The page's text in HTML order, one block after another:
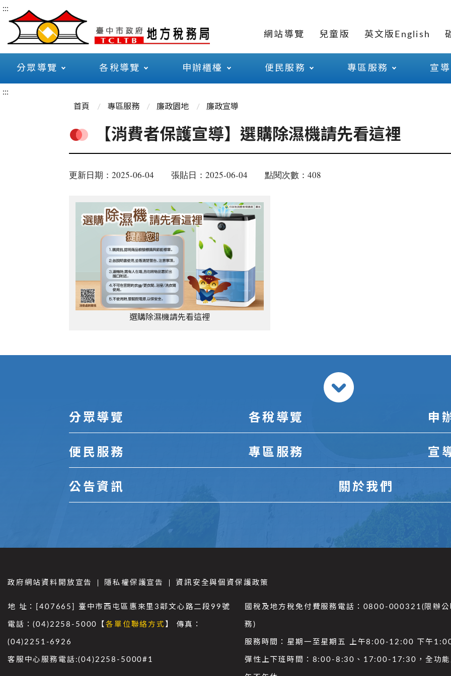
:::
網站導覽 兒童版 英文版English
分眾導覽 各稅導覽 申辦櫃檯 便民服務 專區服務 宣
:::
首頁
專區服務 廉政園地 廉政宣導
【消費者保護宣導】選購除濕機請先看這裡
更新日期：2025-06-04 張貼日：2025-06-04 點閱次數：408
選購除濕機請先看這裡
分眾導覽 各稅導覽 申
便民服務 專區服務 宣
公告資訊 關於我們
政府網站資料開放宣告 隱私權保護宣告 資訊安全與個資保護政策
地 址：[407665] 臺中市西屯區惠來里3鄰文心路二段99號
電話：(04)2258-5000【各單位聯絡方式 】 傳真：
(04)2251-6926
客服中心服務電話:(04)2258-5000#1
國稅及地方稅免付費服務電話：0800-000321(限辦公
務)
服務時間：星期一至星期五 上午8:00-12:00 下午
彈性上下班時間：8:00-8:30、17:00-17:30，全功能